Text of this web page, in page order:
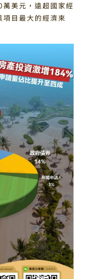
美元，遠超國家經
目最大的經濟來